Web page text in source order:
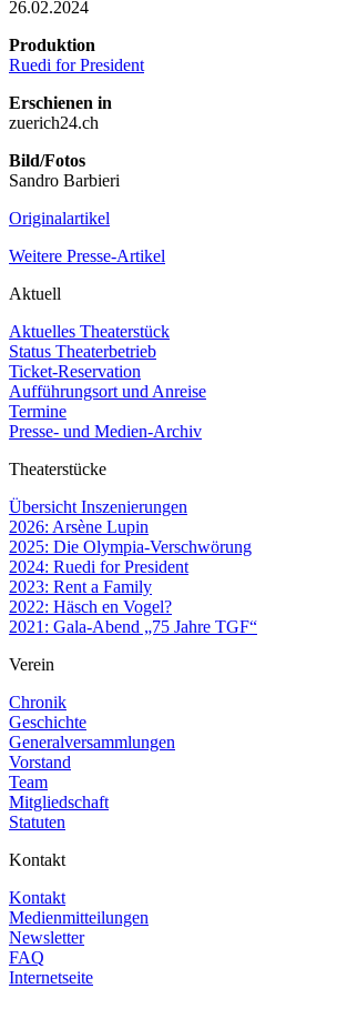
26.02.2024
Produktion
Ruedi for President
Erschienen in
zuerich24.ch
Bild/Fotos
Sandro Barbieri
Originalartikel
Weitere Presse-Artikel
Aktuell
Aktuelles Theaterstück
Status Theaterbetrieb
Ticket-Reservation
Aufführungsort und Anreise
Termine
Presse- und Medien-Archiv
Theaterstücke
Übersicht Inszenierungen
2026: Arsène Lupin
2025: Die Olympia-Verschwörung
2024: Ruedi for President
2023: Rent a Family
2022: Häsch en Vogel?
2021: Gala-Abend „75 Jahre TGF“
Verein
Chronik
Geschichte
Generalversammlungen
Vorstand
Team
Mitgliedschaft
Statuten
Kontakt
Kontakt
Medienmitteilungen
Newsletter
FAQ
Internetseite